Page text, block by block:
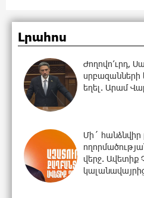
Լրահոս
Ժողովո՛ւրդ,
սրբազանների
եղել. Արամ
Մի´
վերջ. Ավետիք